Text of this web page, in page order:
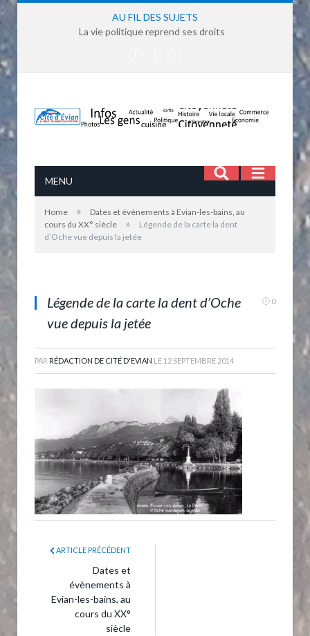
AU FIL DES SUJETS
La vie politique reprend ses droits
MENU
Home »
Dates et évènements à Evian-les-bains, au
cours du XX° siècle
»
Légende de la carte la dent
d’Oche vue depuis la jetée
Légende de la carte la dent d’Oche
vue depuis la jetée
0
PAR RÉDACTION DE CITÉ D'EVIAN LE 12 SEPTEMBRE 2014
ARTICLE PRÉCÉDENT
Dates et
évènements à
Evian-les-bains, au
cours du XX°
siècle